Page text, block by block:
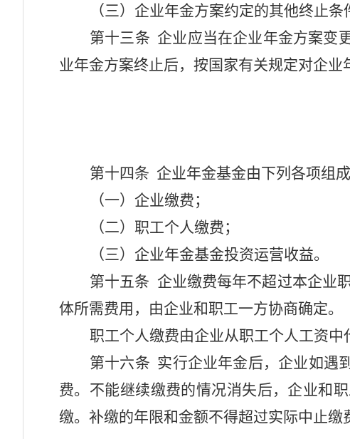
（三）企业年金方案约定的其他终止条
第十三条 企业应当在企业年金方案变
业年金方案终止后，按国家有关规定对企业
第十四条 企业年金基金由下列各项组成
（一）企业缴费；
（二）职工个人缴费；
（三）企业年金基金投资运营收益。
第十五条 企业缴费每年不超过本企业
体所需费用，由企业和职工一方协商确定。
职工个人缴费由企业从职工个人工资中
第十六条 实行企业年金后，企业如遇
费。不能继续缴费的情况消失后，企业和
缴。补缴的年限和金额不得超过实际中止缴